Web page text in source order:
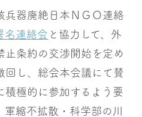
兵器廃絶日本ＮＧＯ連絡
名連絡会 と協力して、外
止条約の交渉開始を定め
回し、総会本会議にて賛
積極的に参加するよう要
縮不拡散・科学部の川